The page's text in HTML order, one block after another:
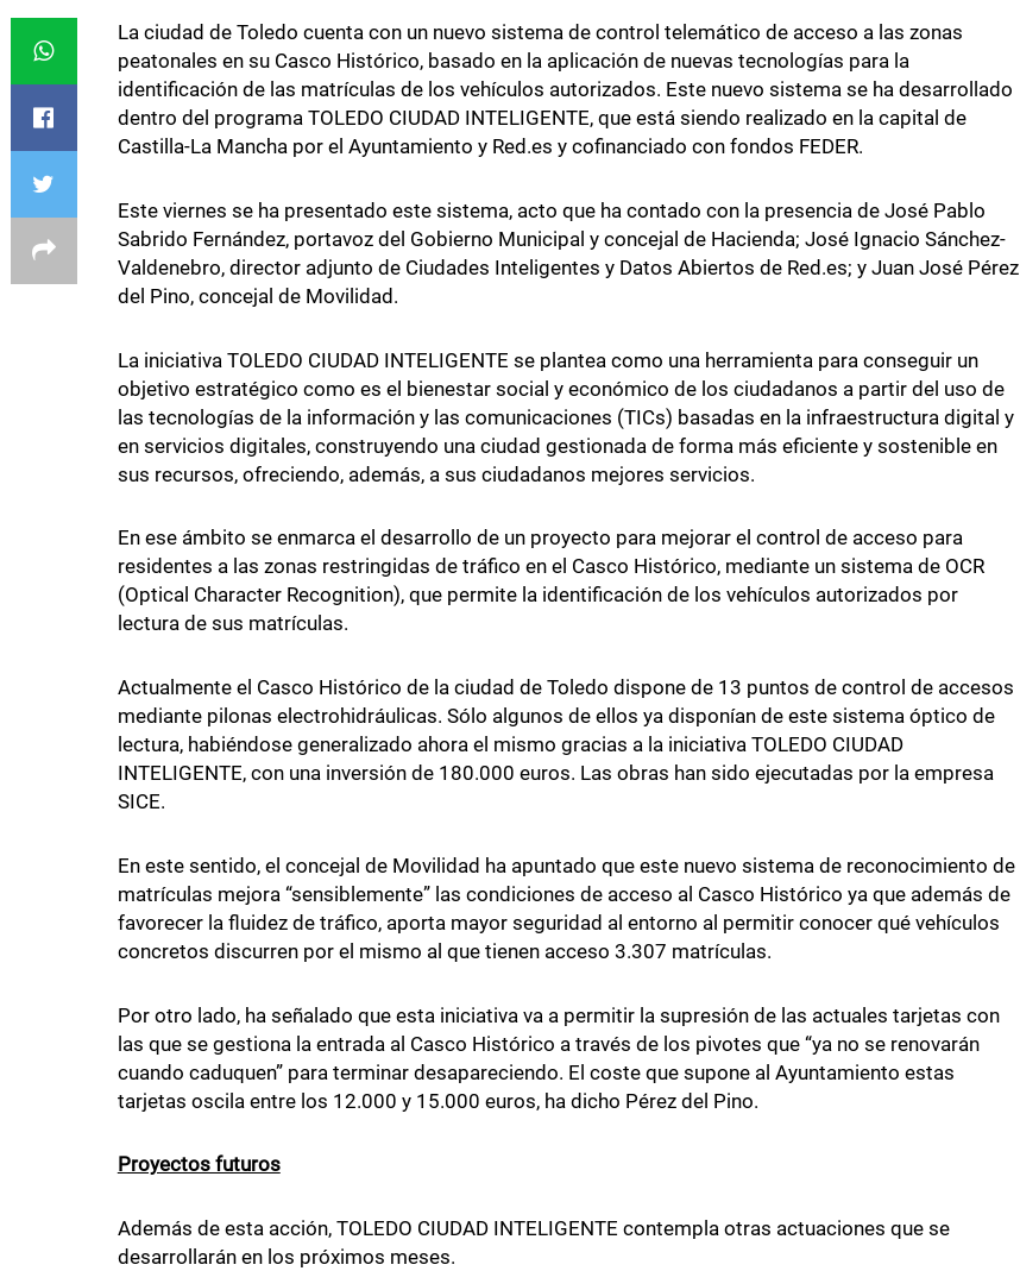
La ciudad de Toledo cuenta con un nuevo sistema de control telemático de acceso a las zonas
peatonales en su Casco Histórico, basado en la aplicación de nuevas tecnologías para la
identificación de las matrículas de los vehículos autorizados. Este nuevo sistema se ha desarrollado
dentro del programa TOLEDO CIUDAD INTELIGENTE, que está siendo realizado en la capital de
Castilla-La Mancha por el Ayuntamiento y Red.es y cofinanciado con fondos FEDER.
Este viernes se ha presentado este sistema, acto que ha contado con la presencia de José Pablo
Sabrido Fernández, portavoz del Gobierno Municipal y concejal de Hacienda; José Ignacio Sánchez-
Valdenebro, director adjunto de Ciudades Inteligentes y Datos Abiertos de Red.es; y Juan José Pérez
del Pino, concejal de Movilidad.
La iniciativa TOLEDO CIUDAD INTELIGENTE se plantea como una herramienta para conseguir un
objetivo estratégico como es el bienestar social y económico de los ciudadanos a partir del uso de
las tecnologías de la información y las comunicaciones (TICs) basadas en la infraestructura digital y
en servicios digitales, construyendo una ciudad gestionada de forma más eficiente y sostenible en
sus recursos, ofreciendo, además, a sus ciudadanos mejores servicios.
En ese ámbito se enmarca el desarrollo de un proyecto para mejorar el control de acceso para
residentes a las zonas restringidas de tráfico en el Casco Histórico, mediante un sistema de OCR
(Optical Character Recognition), que permite la identificación de los vehículos autorizados por
lectura de sus matrículas.
Actualmente el Casco Histórico de la ciudad de Toledo dispone de 13 puntos de control de accesos
mediante pilonas electrohidráulicas. Sólo algunos de ellos ya disponían de este sistema óptico de
lectura, habiéndose generalizado ahora el mismo gracias a la iniciativa TOLEDO CIUDAD
INTELIGENTE, con una inversión de 180.000 euros. Las obras han sido ejecutadas por la empresa
SICE.
En este sentido, el concejal de Movilidad ha apuntado que este nuevo sistema de reconocimiento de
matrículas mejora “sensiblemente” las condiciones de acceso al Casco Histórico ya que además de
favorecer la fluidez de tráfico, aporta mayor seguridad al entorno al permitir conocer qué vehículos
concretos discurren por el mismo al que tienen acceso 3.307 matrículas.
Por otro lado, ha señalado que esta iniciativa va a permitir la supresión de las actuales tarjetas con
las que se gestiona la entrada al Casco Histórico a través de los pivotes que “ya no se renovarán
cuando caduquen” para terminar desapareciendo. El coste que supone al Ayuntamiento estas
tarjetas oscila entre los 12.000 y 15.000 euros, ha dicho Pérez del Pino.
Proyectos futuros
Además de esta acción, TOLEDO CIUDAD INTELIGENTE contempla otras actuaciones que se
desarrollarán en los próximos meses.